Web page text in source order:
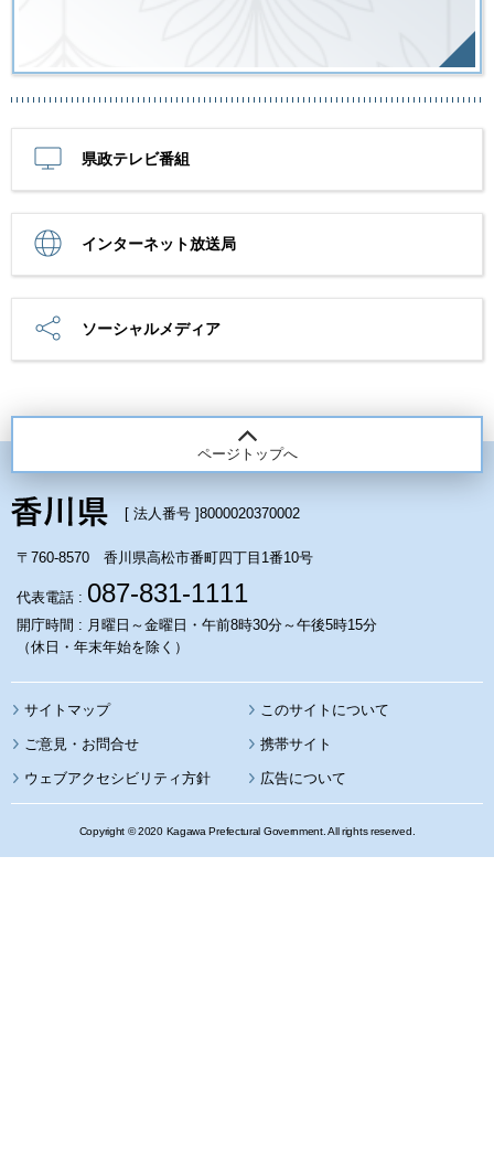
県政テレビ番組
インターネット放送局
ソーシャルメディア
ページトップへ
[ 法人番号 ]8000020370002
〒760-8570 香川県高松市番町四丁目1番10号
代表電話 : 087-831-1111
開庁時間 : 月曜日～金曜日・午前8時30分～午後5時15分
（休日・年末年始を除く）
サイトマップ このサイトについて
携帯サイト
ウェブアクセシビリティ方針 広告について
Copyright © 2020 Kagawa Prefectural Government. All rights reserved.